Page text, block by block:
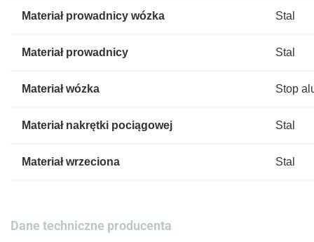
Materiał prowadnicy wózka Stal
Materiał prowadnicy Stal
Materiał wózka Stop
Materiał nakrętki pociągowej Stal
Materiał wrzeciona Stal
Dane techniczne producenta